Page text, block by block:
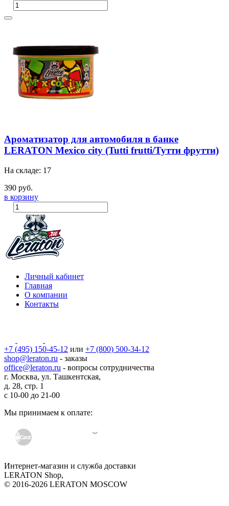
Ароматизатор для автомобиля в банке
LERATON Mexico city (Tutti frutti/Тутти фрутти)
На складе: 17
390 руб.
в корзину
Личный кабинет
Главная
О компании
Контакты
+7 (495) 150-45-12 или +7 (800) 500-34-12
shop@leraton.ru - заказы
office@leraton.ru - вопросы сотрудничества
г. Москва, ул. Ташкентская,
д. 28, стр. 1
с 10-00 до 21-00
Мы принимаем к оплате:
Интернет-магазин и служба доставки
LERATON Shop,
© 2016-2026 LERATON MOSCOW